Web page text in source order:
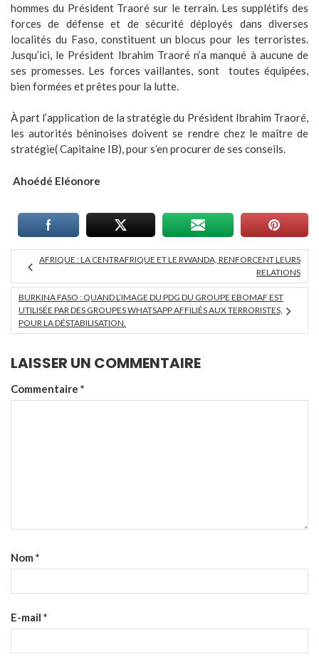
hommes du Président Traoré sur le terrain. Les supplétifs des
forces de défense et de sécurité déployés dans diverses
localités du Faso, constituent un blocus pour les terroristes.
Jusqu’ici, le Président Ibrahim Traoré n’a manqué à aucune de
ses promesses. Les forces vaillantes, sont toutes équipées,
bien formées et prêtes pour la lutte.
À part l’application de la stratégie du Président Ibrahim Traoré,
les autorités béninoises doivent se rendre chez le maître de
stratégie( Capitaine IB), pour s’en procurer de ses conseils.
Ahoédé Eléonore
AFRIQUE : LA CENTRAFRIQUE ET LE RWANDA, RENFORCENT LEURS
RELATIONS
BURKINA FASO : QUAND L’IMAGE DU PDG DU GROUPE EBOMAF EST
UTILISÉE PAR DES GROUPES WHATSAPP AFFILIÉS AUX TERRORISTES,
POUR LA DÉSTABILISATION.
LAISSER UN COMMENTAIRE
Commentaire *
Nom *
E-mail *